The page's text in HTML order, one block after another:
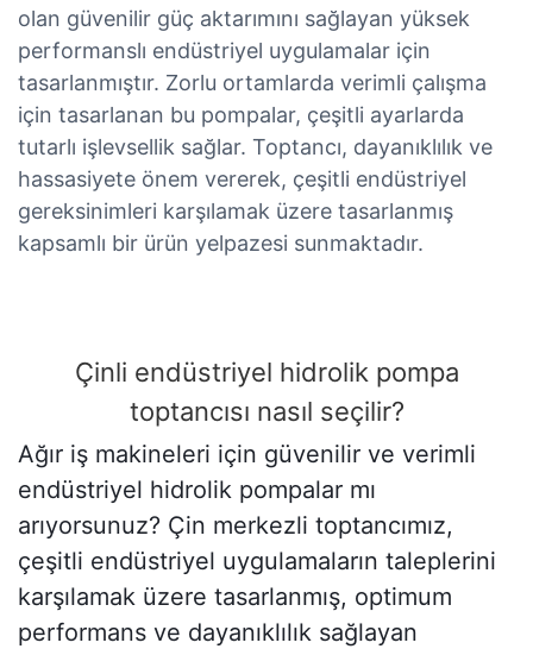
olan güvenilir güç aktarımını sağlayan yüksek
performanslı endüstriyel uygulamalar için
tasarlanmıştır. Zorlu ortamlarda verimli çalışma
için tasarlanan bu pompalar, çeşitli ayarlarda
tutarlı işlevsellik sağlar. Toptancı, dayanıklılık ve
hassasiyete önem vererek, çeşitli endüstriyel
gereksinimleri karşılamak üzere tasarlanmış
kapsamlı bir ürün yelpazesi sunmaktadır.
Çinli endüstriyel hidrolik pompa
toptancısı nasıl seçilir?
Ağır iş makineleri için güvenilir ve verimli
endüstriyel hidrolik pompalar mı
arıyorsunuz? Çin merkezli toptancımız,
çeşitli endüstriyel uygulamaların taleplerini
karşılamak üzere tasarlanmış, optimum
performans ve dayanıklılık sağlayan